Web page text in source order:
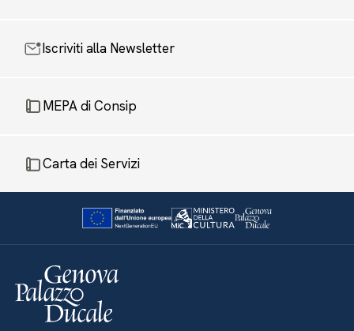
Iscriviti alla Newsletter
MEPA di Consip
Carta dei Servizi